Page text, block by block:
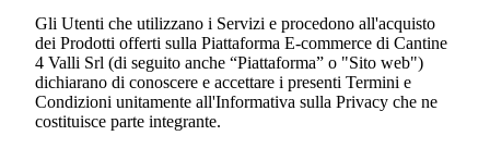
Gli Utenti che utilizzano i Servizi e procedono all'acquisto
dei Prodotti offerti sulla Piattaforma E-commerce di Cantine
4 Valli Srl (di seguito anche “Piattaforma” o "Sito web")
dichiarano di conoscere e accettare i presenti Termini e
Condizioni unitamente all'Informativa sulla Privacy che ne
costituisce parte integrante.